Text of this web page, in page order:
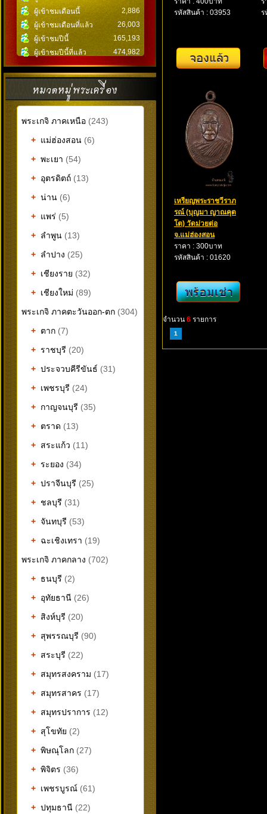
ผู้เข้าชมเดือนนี้
2,886
ผู้เข้าชมเดือนที่แล้ว
26,003
ผู้เข้าชมปีนี้
165,193
ผู้เข้าชมปีนี้ที่แล้ว
474,982
พระเกจิ ภาคเหนือ (243)
+ แม่ฮ่องสอน (6)
+ พะเยา (54)
+ อุตรดิตถ์ (13)
+ น่าน (6)
+ แพร่ (5)
+ ลำพูน (13)
+ ลำปาง (25)
+ เชียงราย (32)
+ เชียงใหม่ (89)
พระเกจิ ภาคตะวันออก-ตก (304)
+ ตาก (7)
+ ราชบุรี (20)
+ ประจวบคีรีขันธ์ (31)
+ เพชรบุรี (24)
+ กาญจนบุรี (35)
+ ตราด (13)
+ สระแก้ว (11)
+ ระยอง (34)
+ ปราจีนบุรี (25)
+ ชลบุรี (31)
+ จันทบุรี (53)
+ ฉะเชิงเทรา (19)
พระเกจิ ภาคกลาง (702)
+ ธนบุรี (2)
+ อุทัยธานี (26)
+ สิงห์บุรี (20)
+ สุพรรณบุรี (90)
+ สระบุรี (22)
+ สมุทรสงคราม (17)
+ สมุทรสาคร (17)
+ สมุทรปราการ (12)
+ สุโขทัย (2)
+ พิษณุโลก (27)
+ พิจิตร (36)
+ เพชรบูรณ์ (61)
+ ปทุมธานี (22)
รหัสสินค้า : 03953
ร
เหรียญพระราชวีราภ
รณ์ (บุญมา ญาณคุต
โต) วัดม่วยต่อ
จ.แม่ฮ่องสอน
ราคา : 300บาท
รหัสสินค้า : 01620
จำนวน 6 รายการ
1